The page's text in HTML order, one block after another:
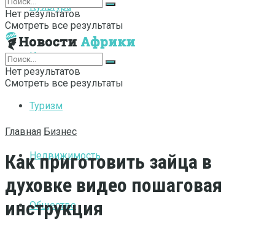
Культура
Интернет
Туризм
Недвижимость
Общество
Нет результатов
Смотреть все результаты
Нет результатов
Смотреть все результаты
Главная Бизнес
Как приготовить зайца в
духовке видео пошаговая
инструкция